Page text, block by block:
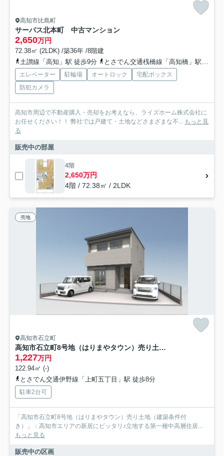
高知市比島町
サーパス北本町 中古マンション
2,650万円
72.38㎡ (2LDK) /築36年 /8階建
土讃線「高知」駅 徒歩9分
とさでん交通桟橋線「高知橋」駅 徒歩12分
エレベーター 駐輪場 オートロック
宅配ボックス
防犯カメラ
高知市周辺で不動産購入・売却をお考えなら、ライズホーム株式会社に
お任せください！！ 弊社では戸建て・土地などさまざまな不... もっと見
る
販売中の部屋
4階
2,650万円
4階 / 72.38㎡ / 2LDK
売地
高知市石立町
高知市石立町8号地（はりまやタウン）売り土地（建築条件付き）
1,227万円
122.94㎡ (-)
とさでん交通伊野線「上町五丁目」駅 徒歩8分
駐車2台可
「高知市石立町8号地（はりまやタウン）売り土地（建築条件付
き）」：高知市エリアの新居にピッタリ♪立地する第一種中高層住居...
もっと見る
販売中の区画